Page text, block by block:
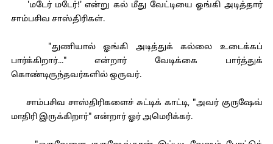
'மடேர் மடேர்!' என்று கல் மீது வேட்டியை ஓங்கி அடித்தார்
சாம்பசிவ சாஸ்திரிகள்.
"துணியால் ஓங்கி அடித்துக் கல்லை உடைக்கப்
பார்க்கிறார்..." என்றார் வேடிக்கை பார்த்துக்
கொண்டிருந்தவர்களில் ஒருவர்.
சாம்பசிவ சாஸ்திரிகளைச் சுட்டிக் காட்டி, "அவர் குருஷேவ்
மாதிரி இருக்கிறார்" என்றார் ஓர் அமெரிக்கர்.